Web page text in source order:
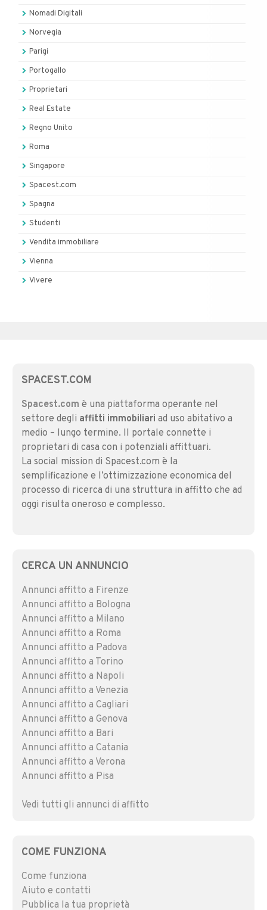
Nomadi Digitali
Norvegia
Parigi
Portogallo
Proprietari
Real Estate
Regno Unito
Roma
Singapore
Spacest.com
Spagna
Studenti
Vendita immobiliare
Vienna
Vivere
SPACEST.COM
Spacest.com è una piattaforma operante nel
settore degli affitti immobiliari ad uso abitativo a
medio – lungo termine. Il portale connette i
proprietari di casa con i potenziali affittuari.
La social mission di Spacest.com è la
semplificazione e l’ottimizzazione economica del
processo di ricerca di una struttura in affitto che ad
oggi risulta oneroso e complesso.
CERCA UN ANNUNCIO
Annunci affitto a Firenze
Annunci affitto a Bologna
Annunci affitto a Milano
Annunci affitto a Roma
Annunci affitto a Padova
Annunci affitto a Torino
Annunci affitto a Napoli
Annunci affitto a Venezia
Annunci affitto a Cagliari
Annunci affitto a Genova
Annunci affitto a Bari
Annunci affitto a Catania
Annunci affitto a Verona
Annunci affitto a Pisa
Vedi tutti gli annunci di affitto
COME FUNZIONA
Come funziona
Aiuto e contatti
Pubblica la tua proprietà